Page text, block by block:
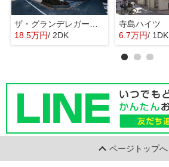
18.5万円/ 2DK
寺島ハイツ
6.7万円/ 1DK
ページトップへ